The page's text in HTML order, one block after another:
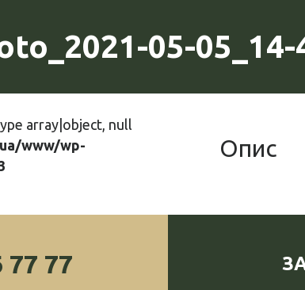
05-05_14-
Опис
array|object, null
www/wp-
77 77